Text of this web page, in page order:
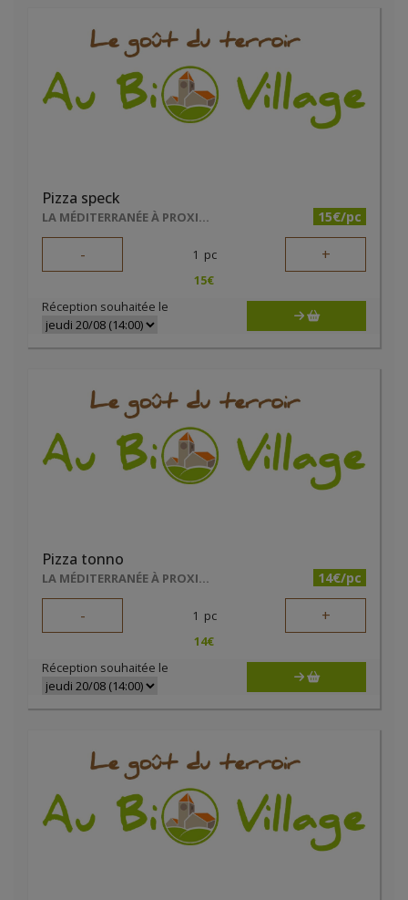
Pizza speck
LA MÉDITERRANÉE À PROXIMITÉ 15€/pc
- 1 pc +
15€
Réception souhaitée le
Pizza tonno
LA MÉDITERRANÉE À PROXIMITÉ 14€/pc
- 1 pc +
14€
Réception souhaitée le